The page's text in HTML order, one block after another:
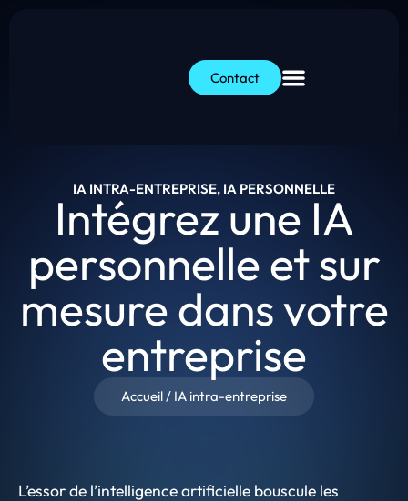
Contact
IA INTRA-ENTREPRISE, IA PERSONNELLE
Intégrez une IA
personnelle et sur
mesure dans votre
entreprise
Accueil/ IA intra-entreprise
L’essor de l’intelligence artificielle bouscule les